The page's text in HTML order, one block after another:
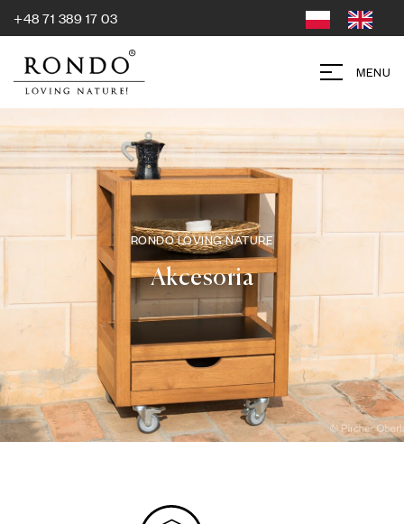
+48 71 389 17 03
MENU
RONDO LOVING NATURE
Akcesoria